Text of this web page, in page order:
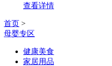
查看详情
首页 >
母婴专区
健康美食
家居用品